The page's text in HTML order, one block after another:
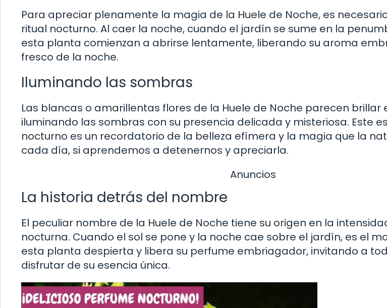
Para apreciar plenamente la magia de la Huele de Noche, es
ritual nocturno. Al caer la noche, cuando el jardín se sume en la
esta planta comienzan a abrirse lentamente, liberando su aroma
fresco de la noche.
Iluminando las sombras
Las blancas o amarillentas flores de la Huele de Noche parecen brillar
iluminando las sombras con su presencia delicada y misteriosa. Este
nocturno es un recordatorio de la belleza efímera y la magia que la
cada día, si aprendemos a detenernos y apreciarla.
Anuncios
La historia detrás del nombre
El peculiar nombre de la Huele de Noche tiene su origen en la
nocturna. Cuando el sol se pone y la noche cae sobre el jardín, es el
esta planta despierta y libera su perfume embriagador, invitando a
disfrutar de su esencia única.